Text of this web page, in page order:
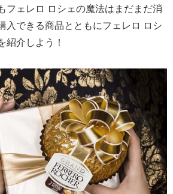
フェレロ ロシェの魔法はまだまだ消
入できる商品とともにフェレロ ロシ
紹介しよう！